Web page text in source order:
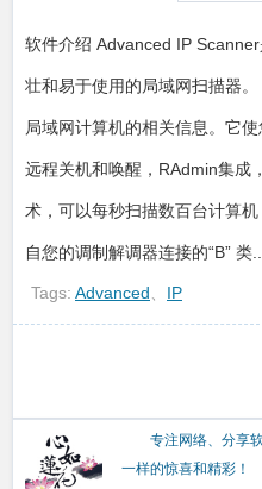
软件介绍 Advanced IP
壮和易于使用的局域网扫描器
局域网计算机的相关信息。它
远程关机和唤醒，RAdmin集成
术，可以每秒扫描数百台计算
自您的调制解调器连接的“B” 类
Tags: Advanced IP
专注网络、分享
一样的惊喜和精彩！